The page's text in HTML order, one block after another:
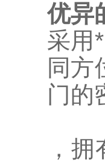
优异
采用
同方
门的
，